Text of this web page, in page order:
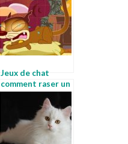
Jeux de chat
comment raser un
chat